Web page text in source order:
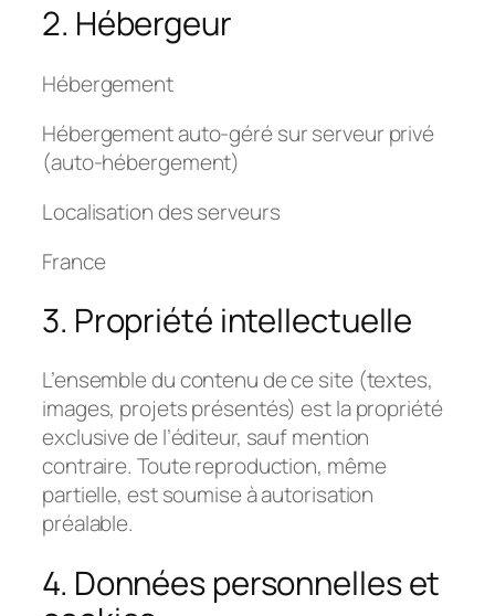
2. Hébergeur
Hébergement
Hébergement auto-géré sur serveur privé
(auto-hébergement)
Localisation des serveurs
France
3. Propriété intellectuelle
L’ensemble du contenu de ce site (textes,
images, projets présentés) est la propriété
exclusive de l’éditeur, sauf mention
contraire. Toute reproduction, même
partielle, est soumise à autorisation
préalable.
4. Données personnelles et